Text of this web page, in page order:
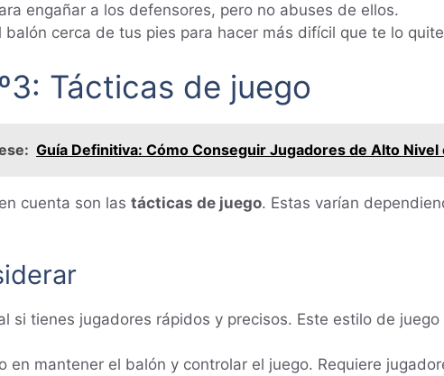
engañar a los defensores, pero no abuses de ellos.
balón cerca de tus pies para hacer más difícil que te lo
Tácticas de juego
Guía Definitiva: Cómo Conseguir Jugadores de Alto Nivel
cuenta son las tácticas de juego. Estas varían
si tienes jugadores rápidos y precisos. Este estilo de
en mantener el balón y controlar el juego. Requiere